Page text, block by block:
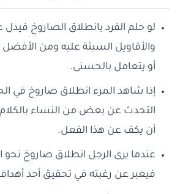
لو حلم الفرد بانطلاق الصاروخ فيدل
والأقاويل السيئة عليه ومن
أو يتعامل بالحسنى.
إذا شاهد المرء انطلاق صاروخ في
التحدث عن بعض من النساء بالكلام
أن يكف عن هذا الفعل.
عندما يرى الرجل انطلاق صاروخ نحو
فيعبر عن رغبته في تحقيق أحد